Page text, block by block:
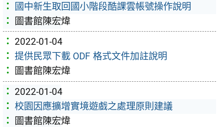
國中新生取回國小階段酷課雲帳號操作說明
圖書館陳宏煒
2022-01-04
提供民眾下載 ODF 格式文件加註說明
圖書館陳宏煒
2022-01-04
校園因應擴增實境遊戲之處理原則建議
圖書館陳宏煒